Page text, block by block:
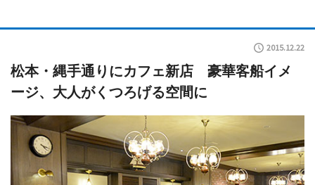
2015.12.22
松本・縄手通りにカフェ新店 豪華客船イメ
ージ、大人がくつろげる空間に